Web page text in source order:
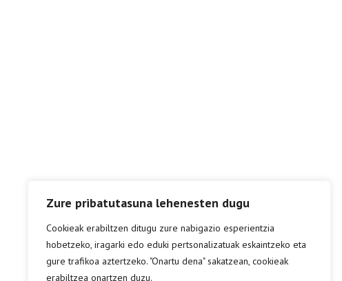
Zure pribatutasuna lehenesten dugu
Cookieak erabiltzen ditugu zure nabigazio esperientzia
hobetzeko, iragarki edo eduki pertsonalizatuak eskaintzeko eta
gure trafikoa aztertzeko. "Onartu dena" sakatzean, cookieak
erabiltzea onartzen duzu.